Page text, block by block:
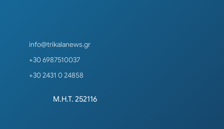
info@trikalanews.gr
+30 6987510037
+30 2431 0 24858
Μ.Η.Τ. 252116